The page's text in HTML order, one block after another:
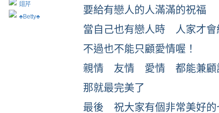
翊芹
♣Betty♣
要給有戀人的人滿滿的祝福
當自己也有戀人時 人家才會
不過也不能只顧愛情喔！
親情 友情 愛情 都能兼顧
那就最完美了
最後 祝大家有個非常美好的